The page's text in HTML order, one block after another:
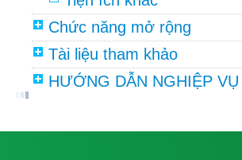
Chức năng mở rộng
Tài liệu tham khảo
HƯỚNG DẪN NGHIỆP VỤ